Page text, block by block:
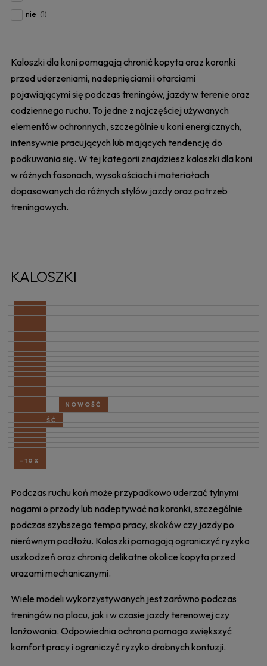
nie (1)
Kaloszki dla koni pomagają chronić kopyta oraz koronki
przed uderzeniami, nadepnięciami i otarciami
pojawiającymi się podczas treningów, jazdy w terenie oraz
codziennego ruchu. To jedne z najczęściej używanych
elementów ochronnych, szczególnie u koni energicznych,
intensywnie pracujących lub mających tendencję do
podkuwania się. W tej kategorii znajdziesz kaloszki dla koni
w różnych fasonach, wysokościach i materiałach
dopasowanych do różnych stylów jazdy oraz potrzeb
treningowych.
KALOSZKI
-10%
-10%
-10%
-10%
-10%
-10%
-10%
-10%
-10%
-10%
-10%
-10%
-10%
-10%
-10%
-10%
-10%
-10%
-10%
-10% NOWOŚĆ
-10%
-10%
NOWOŚĆ
-10%
-10%
-10%
-10%
-10%
-10%
-10%
-10%
Podczas ruchu koń może przypadkowo uderzać tylnymi
nogami o przody lub nadeptywać na koronki, szczególnie
podczas szybszego tempa pracy, skoków czy jazdy po
nierównym podłożu. Kaloszki pomagają ograniczyć ryzyko
uszkodzeń oraz chronią delikatne okolice kopyta przed
urazami mechanicznymi.
Wiele modeli wykorzystywanych jest zarówno podczas
treningów na placu, jak i w czasie jazdy terenowej czy
lonżowania. Odpowiednia ochrona pomaga zwiększyć
komfort pracy i ograniczyć ryzyko drobnych kontuzji.